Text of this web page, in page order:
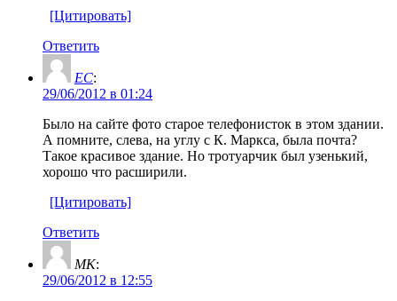
[Цитировать]
Ответить
ЕС:
29/06/2012 в 01:24
Было на сайте фото старое телефонисток в этом здании.
А помните, слева, на углу с К. Маркса, была почта?
Такое красивое здание. Но тротуарчик был узенький,
хорошо что расширили.
[Цитировать]
Ответить
МК:
29/06/2012 в 12:55